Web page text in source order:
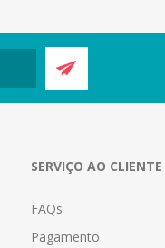
SERVIÇO AO CLIENTE
FAQs
Pagamento